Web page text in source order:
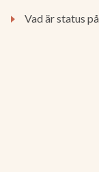
Vad är status